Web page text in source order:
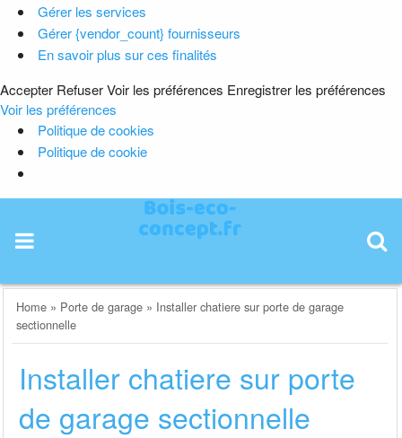
Gérer les services
Gérer {vendor_count} fournisseurs
En savoir plus sur ces finalités
Accepter RefuserVoir les préférences Enregistrer les préférences
Voir les préférences
Politique de cookies
Politique de cookie
content
Home » Porte de garage » Installer chatiere sur porte de garage
sectionnelle
Installer chatiere sur porte
de garage sectionnelle